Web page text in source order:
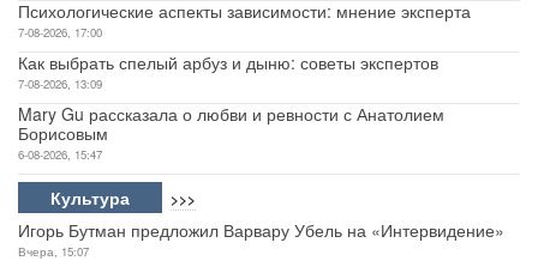
Психологические аспекты зависимости: мнение эксперта
7-08-2026, 17:00
Как выбрать спелый арбуз и дыню: советы экспертов
7-08-2026, 13:09
Mary Gu рассказала о любви и ревности с Анатолием
Борисовым
6-08-2026, 15:47
Культура >>>
Игорь Бутман предложил Варвару Убель на «Интервидение»
Вчера, 15:07